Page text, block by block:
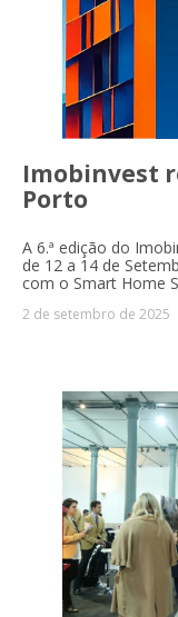
Imobinvest
Porto
A 6.ª edição do
de 12 a 14 de
com o Smart Home
2 de setembro de 2025